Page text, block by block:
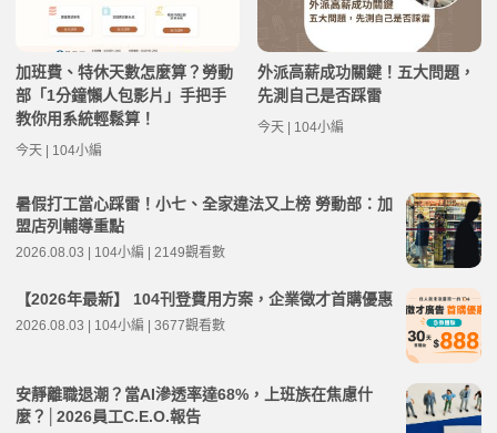
加班費、特休天數怎麼算？勞動
部「1分鐘懶人包影片」手把手
教你用系統輕鬆算！
今天 | 104小編
外派高薪成功關鍵！五大問題，
先測自己是否踩雷
今天 | 104小編
暑假打工當心踩雷！小七、全家違法又上榜 勞動部：加
盟店列輔導重點
2026.08.03 | 104小編 | 2149觀看數
【2026年最新】 104刊登費用方案，企業徵才首購優惠
2026.08.03 | 104小編 | 3677觀看數
安靜離職退潮？當AI滲透率達68%，上班族在焦慮什
麼？│2026員工C.E.O.報告